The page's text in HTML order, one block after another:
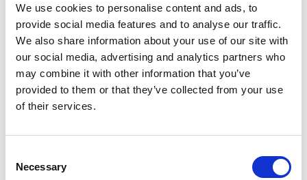
We use cookies to personalise content and ads, to
provide social media features and to analyse our traffic.
We also share information about your use of our site with
our social media, advertising and analytics partners who
may combine it with other information that you’ve
provided to them or that they’ve collected from your use
of their services.
Selection
Necessary
kompostovatelné
balení
Klíčovým aspektem kompostovatelnosti je, že
všechny materiály se rozkládají v rozumném
časovém horizontu. Kromě toho by biobazové
žádné zřetelné zbytky ani toxiny. Tyto
ekologické dárkové krabice pro La Vida Es Bella
jsou vhodné pro domácí i průmyslový